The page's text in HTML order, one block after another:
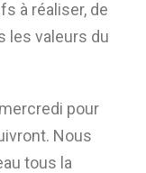
à réaliser, de
les valeurs du
pour
Nous
tous la